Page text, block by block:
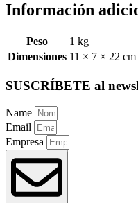
Información
Peso
1 kg
Dimensiones 11 × 7 × 22 cm
SUSCRÍBETE al
Name
Email
Empresa